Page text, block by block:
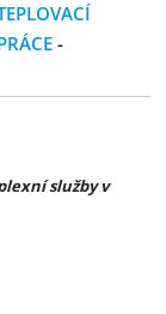
-
služby v